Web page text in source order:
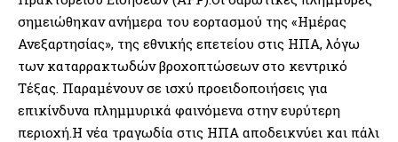
σημειώθηκαν ανήμερα του εορτασμού της «Ημέρας
Ανεξαρτησίας», της εθνικής επετείου στις ΗΠΑ, λόγω
των καταρρακτωδών βροχοπτώσεων στο κεντρικό
Τέξας. Παραμένουν σε ισχύ προειδοποιήσεις για
επικίνδυνα πλημμυρικά φαινόμενα στην ευρύτερη
περιοχή.Η νέα τραγωδία στις ΗΠΑ αποδεικνύει και πάλι